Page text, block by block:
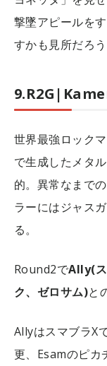
撃墜アピールを
すかも見所だろう
世界最強ロック
で生成したメタ
的。異常なまで
ラーにはジャス
る。
Round2でAlly(
ク、ゼロサム)と
AllyはスマブラX
更、Esamのピカ